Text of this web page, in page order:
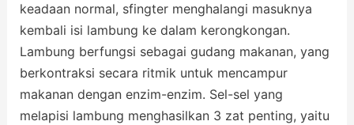
keadaan normal, sfingter menghalangi masuknya
kembali isi lambung ke dalam kerongkongan.
Lambung berfungsi sebagai gudang makanan, yang
berkontraksi secara ritmik untuk mencampur
makanan dengan enzim-enzim. Sel-sel yang
melapisi lambung menghasilkan 3 zat penting, yaitu